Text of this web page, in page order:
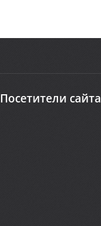
Посетители сайта